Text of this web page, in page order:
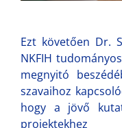
Ezt követően Dr.
NKFIH
megnyitó
szavaihoz
hogy a jövő
projektekhez